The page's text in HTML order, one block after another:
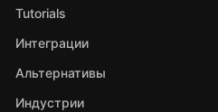
Tutorials
Интеграции
Альтернативы
Индустрии